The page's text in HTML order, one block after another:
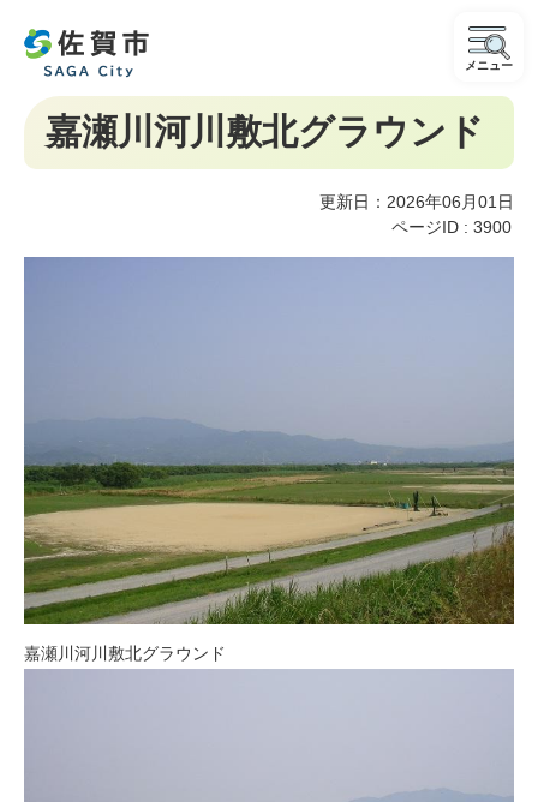
メニュー
嘉瀬川河川敷北グラウンド
更新日：2026年06月01日
ページID : 3900
嘉瀬川河川敷北グラウンド